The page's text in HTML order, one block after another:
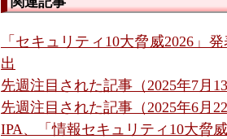
「セキュリティ10大脅威2026」
出
先週注目された記事（2025年7月
先週注目された記事（2025年6月
IPA、「情報セキュリティ10大脅